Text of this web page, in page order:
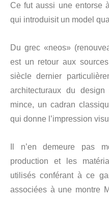
Ce fut aussi une entorse
qui introduisit un model
Du grec «neos»
est un retour aux
siècle dernier
architecturaux du
mince, un cadran
qui donne l’impression
Il n’en demeure pas
production et les
utilisés conférant à ce
associées à une montre